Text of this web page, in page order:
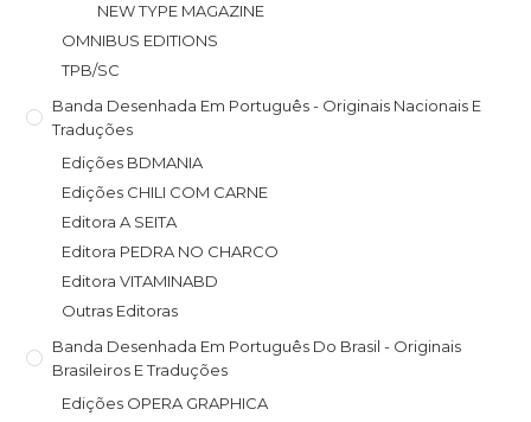
NEW TYPE MAGAZINE
OMNIBUS EDITIONS
TPB/SC
Banda Desenhada Em Português - Originais Nacionais E
Traduções
Edições BDMANIA
Edições CHILI COM CARNE
Editora A SEITA
Editora PEDRA NO CHARCO
Editora VITAMINABD
Outras Editoras
Banda Desenhada Em Português Do Brasil - Originais
Brasileiros E Traduções
Edições OPERA GRAPHICA